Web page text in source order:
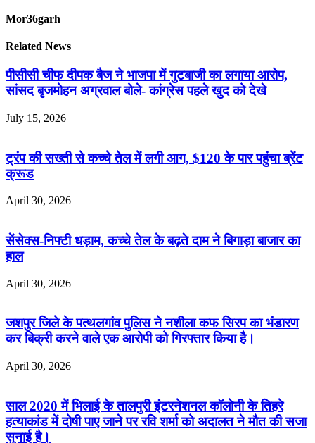
Mor36garh
Related News
पीसीसी चीफ दीपक बैज ने भाजपा में गुटबाजी का लगाया आरोप,
सांसद बृजमोहन अग्रवाल बोले- कांग्रेस पहले खुद को देखे
July 15, 2026
ट्रंप की सख्ती से कच्चे तेल में लगी आग, $120 के पार पहुंचा ब्रेंट
क्रूड
April 30, 2026
सेंसेक्स-निफ्टी धड़ाम, कच्चे तेल के बढ़ते दाम ने बिगाड़ा बाजार का
हाल
April 30, 2026
जशपुर जिले के पत्थलगांव पुलिस ने नशीला कफ सिरप का भंडारण
कर बिक्री करने वाले एक आरोपी को गिरफ्तार किया है।
April 30, 2026
साल 2020 में भिलाई के तालपुरी इंटरनेशनल कॉलोनी के तिहरे
हत्याकांड में दोषी पाए जाने पर रवि शर्मा को अदालत ने मौत की सजा
सुनाई है।